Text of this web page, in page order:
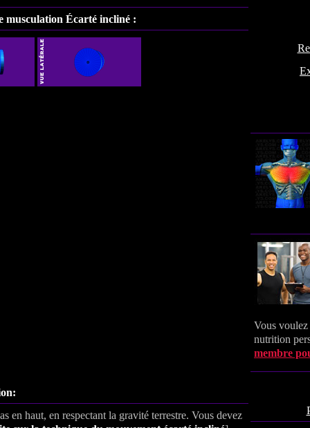
musculation Écarté incliné :
Vous
nutrition
membre
en haut, en respectant la gravité terrestre. Vous devez